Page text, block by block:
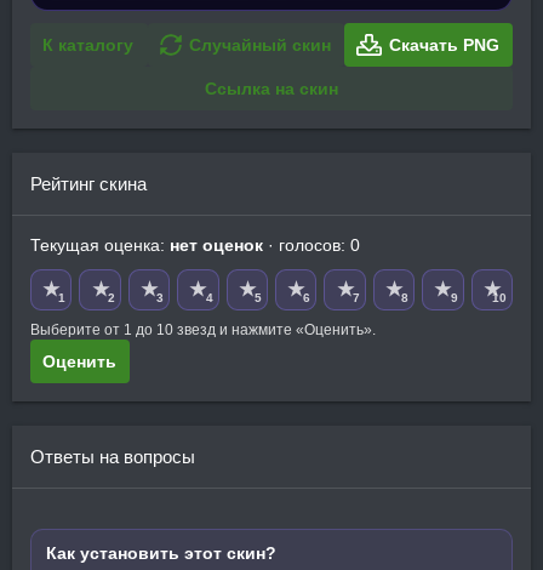
К каталогу Случайный скин Скачать PNG
Ссылка на скин
Рейтинг скина
Текущая оценка: нет оценок · голосов: 0
★1 ★2 ★3 ★4 ★5 ★6 ★7 ★8 ★9 ★10
Выберите от 1 до 10 звезд и нажмите «Оценить».
Оценить
Ответы на вопросы
Как установить этот скин?